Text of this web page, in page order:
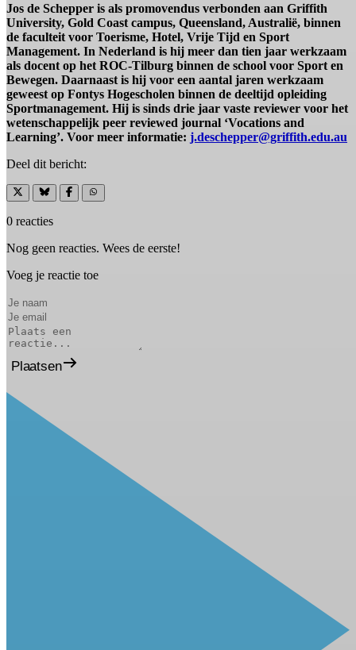
Jos de Schepper is als promovendus verbonden aan Griffith
University, Gold Coast campus, Queensland, Australië, binnen
de faculteit voor Toerisme, Hotel, Vrije Tijd en Sport
Management. In Nederland is hij meer dan tien jaar werkzaam
als docent op het ROC-Tilburg binnen de school voor Sport en
Bewegen. Daarnaast is hij voor een aantal jaren werkzaam
geweest op Fontys Hogescholen binnen de deeltijd opleiding
Sportmanagement. Hij is sinds drie jaar vaste reviewer voor het
wetenschappelijk peer reviewed journal ‘Vocations and
Learning’. Voor meer informatie: j.deschepper@griffith.edu.au
Deel dit bericht:
0 reacties
Nog geen reacties. Wees de eerste!
Voeg je reactie toe
Plaatsen